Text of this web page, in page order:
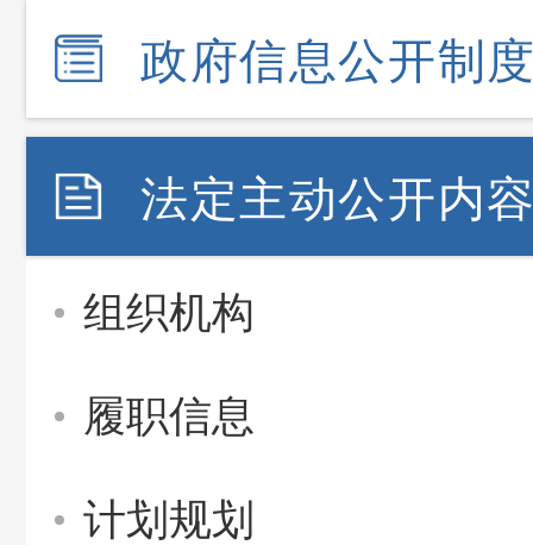
政府信息公开制
法定主动公开内
组织机构
履职信息
计划规划